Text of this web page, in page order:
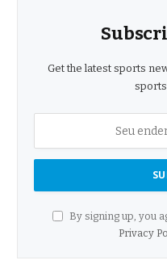
Get the latest sports
By signing up, you
Privacy